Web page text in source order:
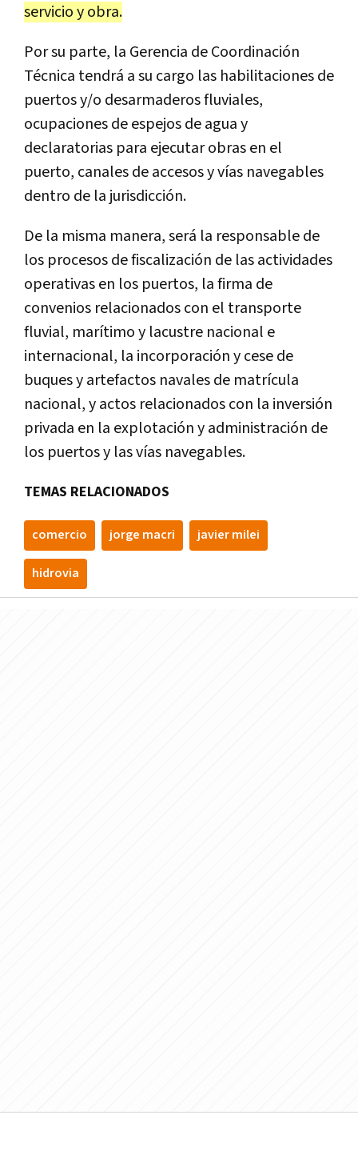
servicio y obra.
Por su parte, la Gerencia de Coordinación
Técnica tendrá a su cargo las habilitaciones de
puertos y/o desarmaderos fluviales,
ocupaciones de espejos de agua y
declaratorias para ejecutar obras en el
puerto, canales de accesos y vías navegables
dentro de la jurisdicción.
De la misma manera, será la responsable de
los procesos de fiscalización de las actividades
operativas en los puertos, la firma de
convenios relacionados con el transporte
fluvial, marítimo y lacustre nacional e
internacional, la incorporación y cese de
buques y artefactos navales de matrícula
nacional, y actos relacionados con la inversión
privada en la explotación y administración de
los puertos y las vías navegables.
TEMAS RELACIONADOS
comercio jorge macri javier milei
hidrovia